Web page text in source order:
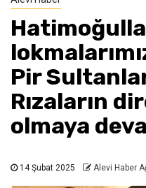
Pir
Rızaların
olmaya
14 Şubat 2025 Alevi Haber